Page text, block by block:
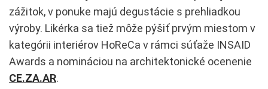
zážitok, v ponuke majú degustácie s prehliadkou
výroby. Likérka sa tiež môže pýšiť prvým miestom v
kategórii interiérov HoReCa v rámci súťaže INSAID
Awards a nomináciou na architektonické ocenenie
CE.ZA.AR.